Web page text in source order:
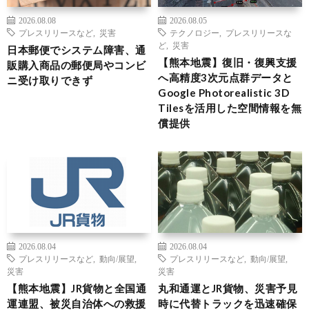
2026.08.08
プレスリリースなど
災害
日本郵便でシステム障害、通
販購入商品の郵便局やコンビ
ニ受け取りできず
2026.08.05
テクノロジー
プレスリリースな
ど
災害
【熊本地震】復旧・復興支援
へ高精度3次元点群データと
Google Photorealistic 3D
Tilesを活用した空間情報を無
償提供
2026.08.04
プレスリリースなど
動向/展望
災害
【熊本地震】JR貨物と全国通
運連盟、被災自治体への救援
2026.08.04
プレスリリースなど
動向/展望
災害
丸和通運とJR貨物、災害予見
時に代替トラックを迅速確保